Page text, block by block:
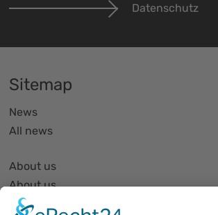
Datenschutz
Sitemap
News
All news
About us
About us
Organization and Structure